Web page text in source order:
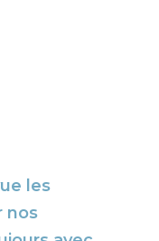
les
nos